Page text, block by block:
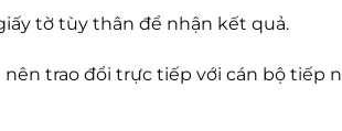
tờ tùy thân để nhận kết quả.
trao đổi trực tiếp với cán bộ tiếp